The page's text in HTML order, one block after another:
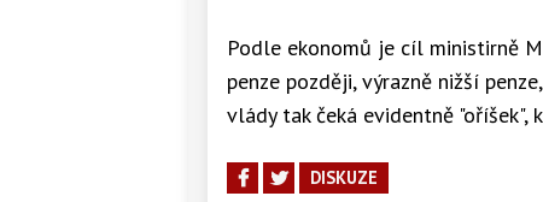
Podle ekonomů je cíl ministirně
penze později, výrazně nižší
vlády tak čeká evidentně
DISKUZE